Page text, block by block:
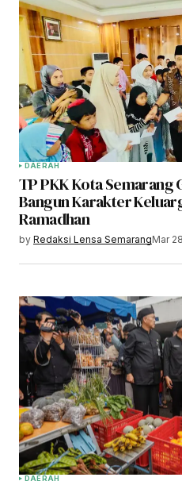
DAERAH
TP PKK Kota Semarang
Bangun Karakter
Ramadhan
by Redaksi Lensa SemarangMar
DAERAH